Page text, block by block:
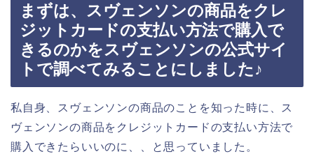
まずは、スヴェンソンの商品をクレ
ジットカードの支払い方法で購入で
きるのかをスヴェンソンの公式サイ
トで調べてみることにしました♪
私自身、スヴェンソンの商品のことを知った時に、ス
ヴェンソンの商品をクレジットカードの支払い方法で
購入できたらいいのに、、と思っていました。